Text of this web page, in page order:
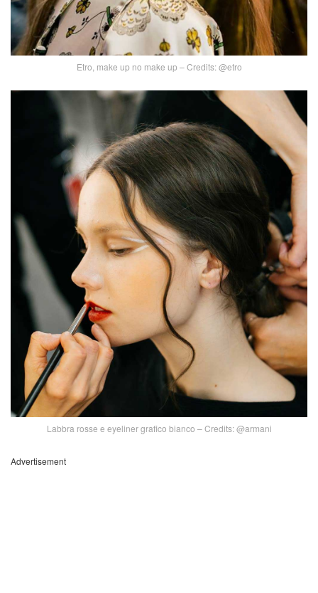
Etro, make up no make up – Credits: @etro
Labbra rosse e eyeliner grafico bianco – Credits: @armani
Advertisement